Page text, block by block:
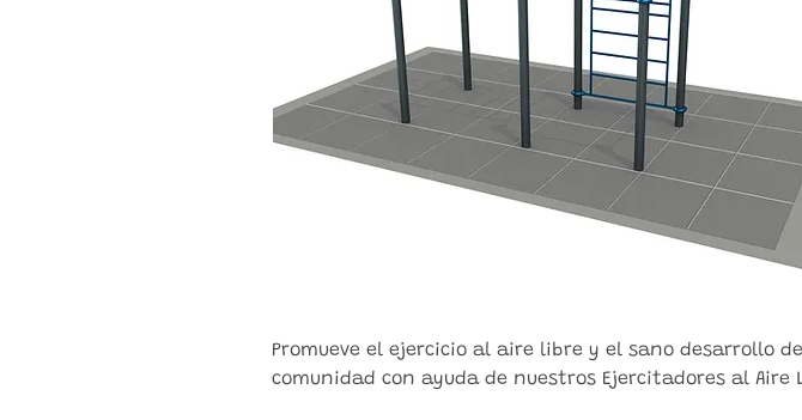
Promueve el ejercicio al aire libre y el sano desarrollo
comunidad con ayuda de nuestros Ejercitadores al Aire